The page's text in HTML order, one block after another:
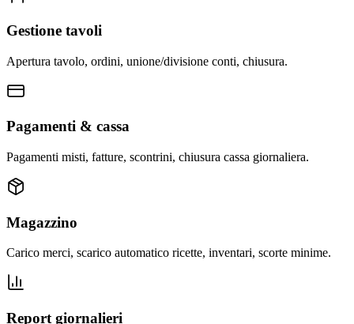
Gestione tavoli
Apertura tavolo, ordini, unione/divisione conti, chiusura.
Pagamenti & cassa
Pagamenti misti, fatture, scontrini, chiusura cassa giornaliera.
Magazzino
Carico merci, scarico automatico ricette, inventari, scorte minime.
Report giornalieri